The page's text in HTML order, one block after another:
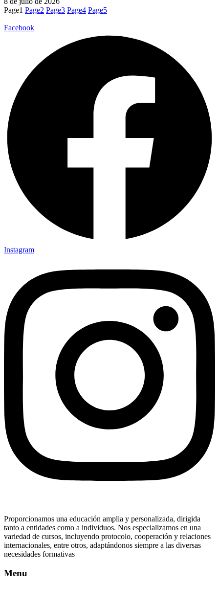
Page1 Page2 Page3 Page4 Page5
Facebook
Instagram
Proporcionamos una educación amplia y personalizada, dirigida
tanto a entidades como a individuos. Nos especializamos en una
variedad de cursos, incluyendo protocolo, cooperación y relaciones
internacionales, entre otros, adaptándonos siempre a las diversas
necesidades formativas
Menu